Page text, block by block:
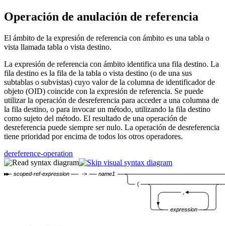
Operación de anulación de referencia
El ámbito de la expresión de referencia con ámbito es una tabla o
vista llamada tabla o vista destino.
La expresión de referencia con ámbito identifica una fila destino. La
fila destino es la fila de la tabla o vista destino (o de una sus
subtablas o subvistas) cuyo valor de la columna de identificador de
objeto (OID) coincide con la expresión de referencia. Se puede
utilizar la operación de desreferencia para acceder a una columna de
la fila destino, o para invocar un método, utilizando la fila destino
como sujeto del método. El resultado de una operación de
desreferencia puede siempre ser nulo. La operación de desreferencia
tiene prioridad por encima de todos los otros operadores.
dereference-operation
scoped-ref-expression -> name1
(
expression